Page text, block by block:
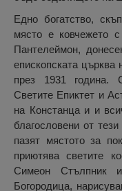
Едно богатство,
място е ковчежето
Пантелеймон,
епископската
през 1931 година.
Светите Епиктет и
на Констанца и и
благословени от
пазят мястото за
приютява светите
Симеон Стълпник
Богородица,